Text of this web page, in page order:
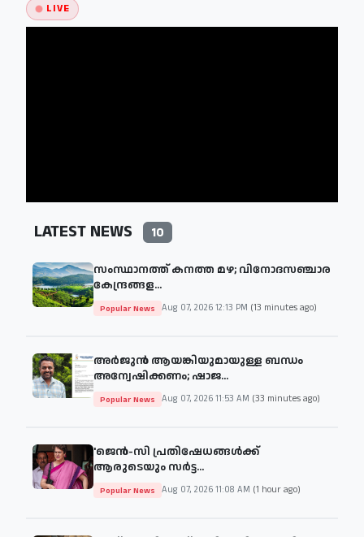
LIVE
LATEST NEWS 10
സംസ്ഥാനത്ത് കനത്ത മഴ; വിനോദസഞ്ചാര
കേന്ദ്രങ്ങള...
Popular News Aug 07, 2026 12:13 PM (13 minutes ago)
അർജുൻ ആയങ്കിയുമായുള്ള ബന്ധം
അന്വേഷിക്കണം; ഷാജ...
Popular News Aug 07, 2026 11:53 AM (33 minutes ago)
'ജെന്‍-സി പ്രതിഷേധങ്ങള്‍ക്ക്
ആരുടെയും സര്‍ട്ട...
Popular News Aug 07, 2026 11:08 AM (1 hour ago)